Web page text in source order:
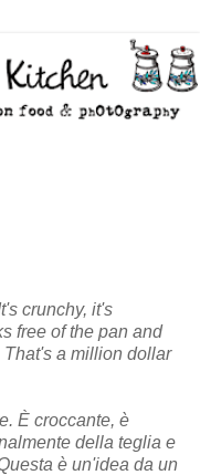
crunchy, it's
free of the pan and
a million dollar
È croccante, è
della teglia e
è un'idea da un